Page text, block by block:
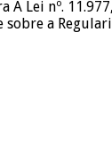
A Lei nº.
sobre a